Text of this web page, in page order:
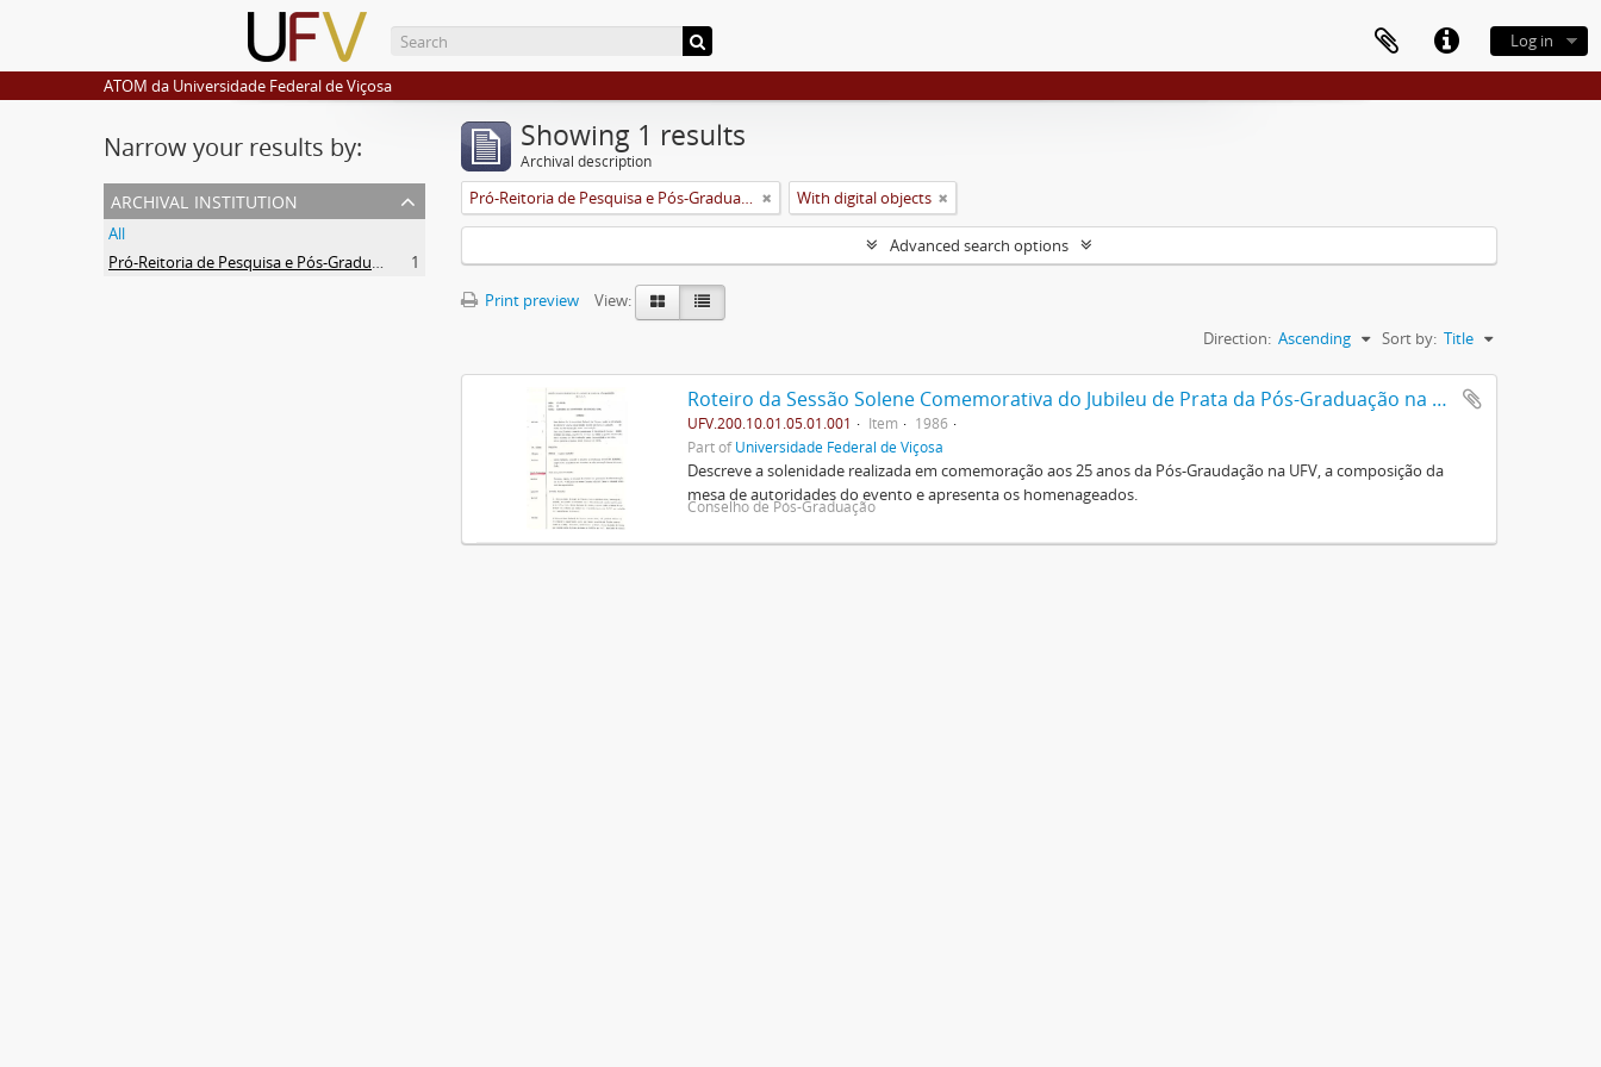
Log in
ATOM da Universidade Federal de Viçosa
Narrow your results by:
archival institution
All
Pró-Reitoria de Pesquisa e Pós-Graduação
1
Showing 1 results
Archival description
Pró-Reitoria de Pesquisa e Pós-Graduação With digital objects
Advanced search options
Print preview
View:
Sort by: Title
Direction: Ascending
Roteiro da Sessão Solene Comemorativa do Jubileu de Prata da Pós-Graduação na U.F.V.
UFV.200.10.01.05.01.001 Item
1986
Part ofUniversidade Federal de Viçosa
Descreve a solenidade realizada em comemoração aos 25 anos da Pós-Graudação na UFV, a composição da
mesa de autoridades do evento e apresenta os homenageados.
Conselho de Pós-Graduação